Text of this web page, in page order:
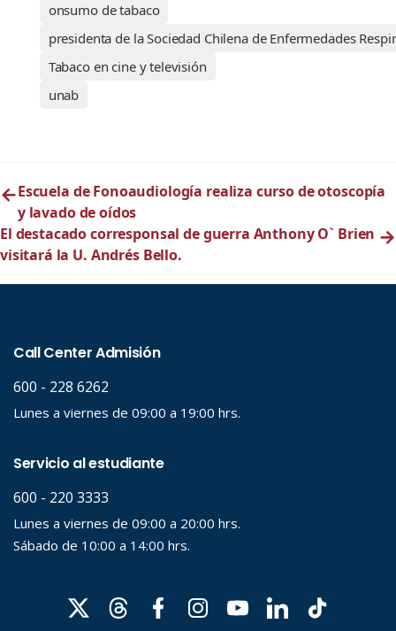
onsumo de tabaco
presidenta de la Sociedad Chilena de Enfermedades
Tabaco en cine y televisión
unab
←Escuela de Fonoaudiología realiza curso de otoscopía
y lavado de oídos
El destacado corresponsal de guerra Anthony O` Brien
visitará la U. Andrés Bello.
→